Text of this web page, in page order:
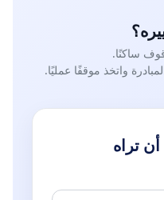
ساكنًا.
واتخذ موقفًا عمليًا.
تراه